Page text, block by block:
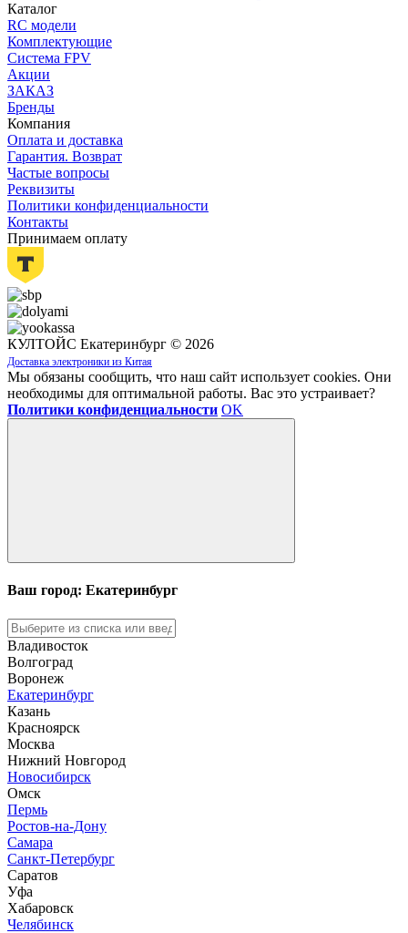
Каталог
RC модели
Комплектующие
Система FPV
Акции
ЗАКАЗ
Бренды
Компания
Оплата и доставка
Гарантия. Возврат
Частые вопросы
Реквизиты
Политики конфиденциальности
Контакты
Принимаем оплату
КУЛТОЙС Екатеринбург © 2026
Доставка электроники из Китая
Мы обязаны сообщить, что наш сайт использует cookies. Они
необходимы для оптимальной работы. Вас это устраивает?
Политики конфиденциальности OK
Ваш город: Екатеринбург
Владивосток
Волгоград
Воронеж
Екатеринбург
Казань
Красноярск
Москва
Нижний Новгород
Новосибирск
Омск
Пермь
Ростов-на-Дону
Самара
Санкт-Петербург
Саратов
Уфа
Хабаровск
Челябинск